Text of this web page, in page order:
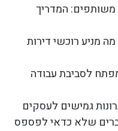
המדריך
מניע רוכשי דירות
לסביבת עבודה
גמישים לעסקים